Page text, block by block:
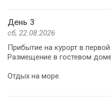
День 3
сб, 22.08.2026
Прибытие на курорт в
Размещение в гостевом
Отдых на море.